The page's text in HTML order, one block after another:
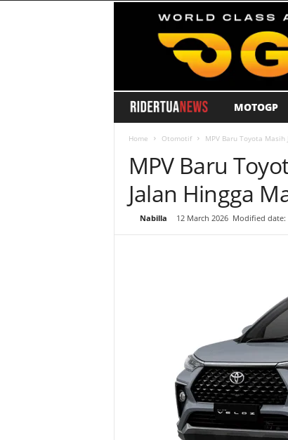
i
d
e
c
o
MOTOGP
Home Otomotif MPV Baru Toyota
MPV Baru
Jalan Hingga
Nabilla 12 March 2026 Modified date: